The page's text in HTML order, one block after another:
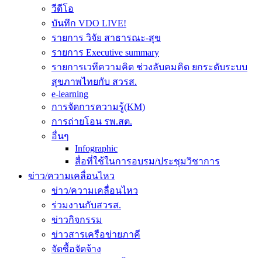
วีดีโอ
บันทึก VDO LIVE!
รายการ วิจัย สาธารณะ-สุข
รายการ Executive summary
รายการเวทีความคิด ช่วงลับคมคิด ยกระดับระบบ
สุขภาพไทยกับ สวรส.
e-learning
การจัดการความรู้(KM)
การถ่ายโอน รพ.สต.
อื่นๆ
Infographic
สื่อที่ใช้ในการอบรม/ประชุมวิชาการ
ข่าว/ความเคลื่อนไหว
ข่าว/ความเคลื่อนไหว
ร่วมงานกับสวรส.
ข่าวกิจกรรม
ข่าวสารเครือข่ายภาคี
จัดซื้อจัดจ้าง